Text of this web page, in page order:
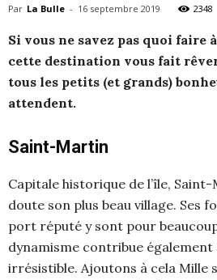
Par La Bulle - 16 septembre 2019 2348
Si vous ne savez pas quoi faire
cette destination vous fait
tous les petits (et grands)
attendent.
Saint-Martin
Capitale historique de l’île,
doute son plus beau village. Ses
port réputé y sont pour
dynamisme contribue également
irrésistible. Ajoutons à cela Mille